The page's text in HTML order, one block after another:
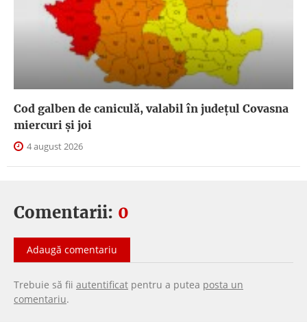
Cod galben de caniculă, valabil în judeţul Covasna
miercuri și joi
4 august 2026
Comentarii: 0
Adaugă comentariu
Trebuie să fii autentificat pentru a putea posta un
comentariu.